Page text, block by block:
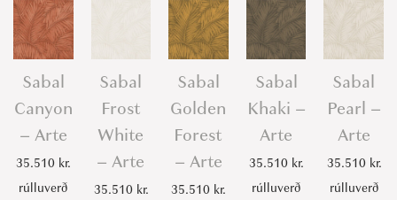
Sabal
Canyon
– Arte
35.510 kr.
rúlluverð
Sabal
Frost
White
– Arte
35.510 kr.
Sabal
Golden
Forest
– Arte
35.510 kr.
Sabal
Khaki –
Arte
35.510 kr.
rúlluverð
Sabal
Pearl –
Arte
35.510 kr.
rúlluverð